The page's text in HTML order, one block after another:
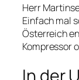
Herr
Einfach mal
Österreich
Kompressor